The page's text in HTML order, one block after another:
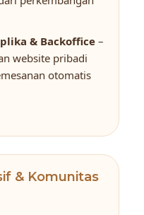
& Backoffice –
website pribadi
otomatis
& Komunitas